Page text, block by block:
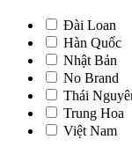
Đài Loan
Hàn Quốc
Nhật Bản
No Brand
Thái
Trung Hoa
Việt Nam